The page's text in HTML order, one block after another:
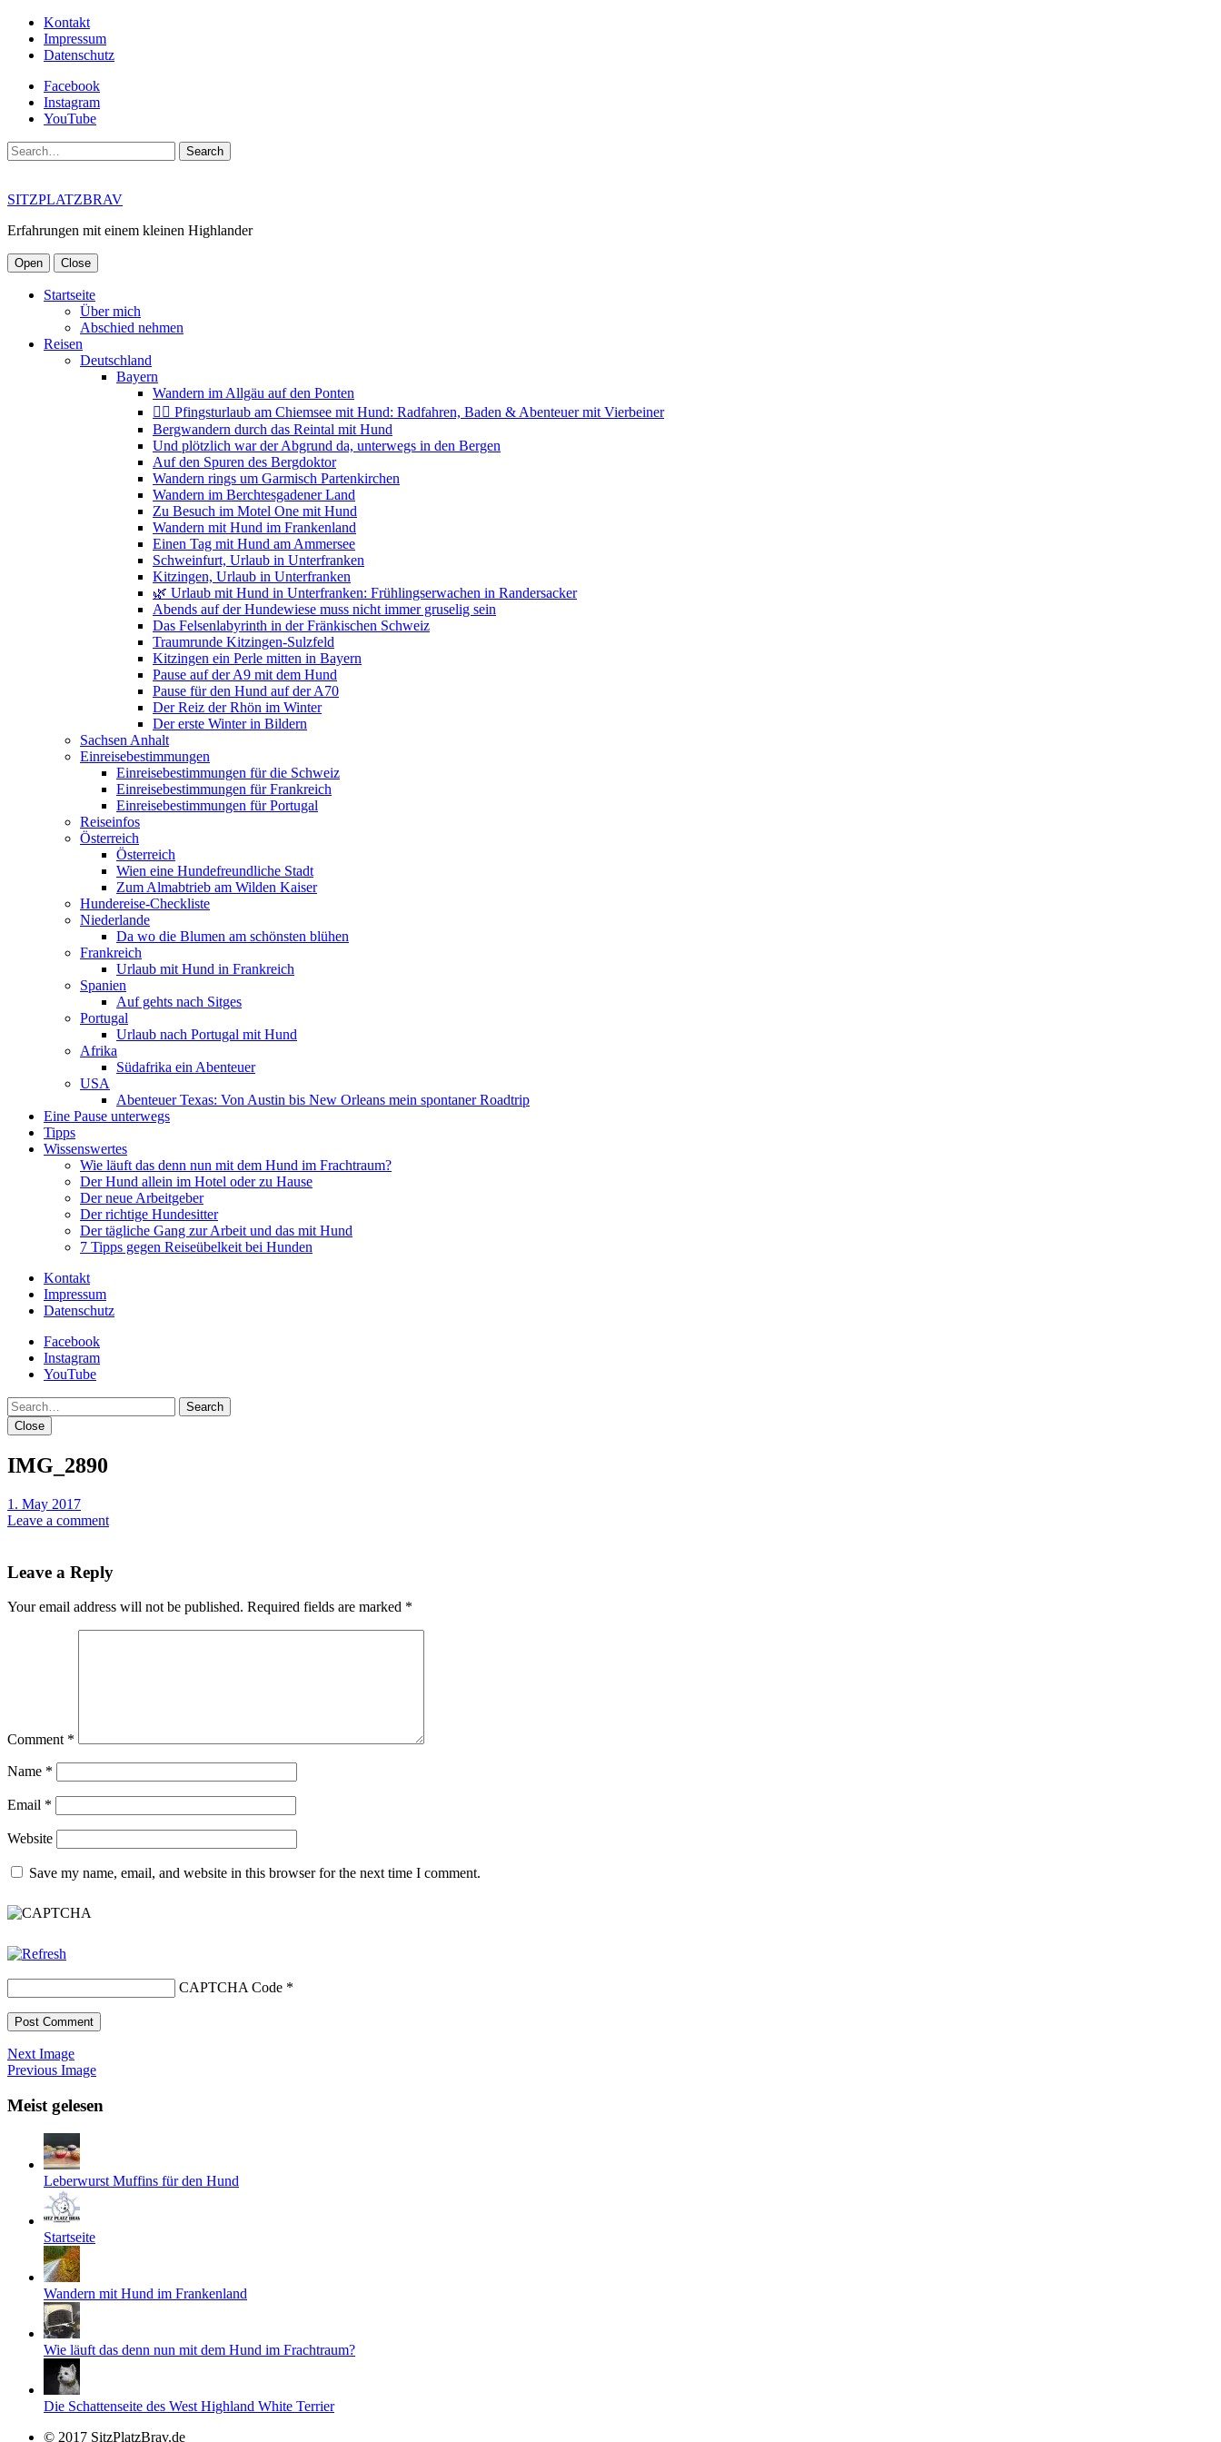
Kontakt
Impressum
Datenschutz
Facebook
Instagram
YouTube
Search
SITZPLATZBRAV
Erfahrungen mit einem kleinen Highlander
Open Close
Startseite
Über mich
Abschied nehmen
Reisen
Deutschland
Bayern
Wandern im Allgäu auf den Ponten
🚴‍♀️ Pfingsturlaub am Chiemsee mit Hund: Radfahren, Baden & Abenteuer mit Vierbeiner
Bergwandern durch das Reintal mit Hund
Und plötzlich war der Abgrund da, unterwegs in den Bergen
Auf den Spuren des Bergdoktor
Wandern rings um Garmisch Partenkirchen
Wandern im Berchtesgadener Land
Zu Besuch im Motel One mit Hund
Wandern mit Hund im Frankenland
Einen Tag mit Hund am Ammersee
Schweinfurt, Urlaub in Unterfranken
Kitzingen, Urlaub in Unterfranken
🌿 Urlaub mit Hund in Unterfranken: Frühlingserwachen in Randersacker
Abends auf der Hundewiese muss nicht immer gruselig sein
Das Felsenlabyrinth in der Fränkischen Schweiz
Traumrunde Kitzingen-Sulzfeld
Kitzingen ein Perle mitten in Bayern
Pause auf der A9 mit dem Hund
Pause für den Hund auf der A70
Der Reiz der Rhön im Winter
Der erste Winter in Bildern
Sachsen Anhalt
Einreisebestimmungen
Einreisebestimmungen für die Schweiz
Einreisebestimmungen für Frankreich
Einreisebestimmungen für Portugal
Reiseinfos
Österreich
Österreich
Wien eine Hundefreundliche Stadt
Zum Almabtrieb am Wilden Kaiser
Hundereise-Checkliste
Niederlande
Da wo die Blumen am schönsten blühen
Frankreich
Urlaub mit Hund in Frankreich
Spanien
Auf gehts nach Sitges
Portugal
Urlaub nach Portugal mit Hund
Afrika
Südafrika ein Abenteuer
USA
Abenteuer Texas: Von Austin bis New Orleans mein spontaner Roadtrip
Eine Pause unterwegs
Tipps
Wissenswertes
Wie läuft das denn nun mit dem Hund im Frachtraum?
Der Hund allein im Hotel oder zu Hause
Der neue Arbeitgeber
Der richtige Hundesitter
Der tägliche Gang zur Arbeit und das mit Hund
7 Tipps gegen Reiseübelkeit bei Hunden
Kontakt
Impressum
Datenschutz
Facebook
Instagram
YouTube
Search
Close
IMG_2890
1. May 2017
Leave a comment
Leave a Reply
Your email address will not be published. Required fields are marked *
Comment *
Name *
Email *
Website
Save my name, email, and website in this browser for the next time I comment.
CAPTCHA Code *
Next Image
Previous Image
Meist gelesen
Leberwurst Muffins für den Hund
Startseite
Wandern mit Hund im Frankenland
Wie läuft das denn nun mit dem Hund im Frachtraum?
Die Schattenseite des West Highland White Terrier
© 2017 SitzPlatzBrav.de